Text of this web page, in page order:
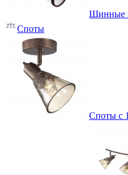
Шинные
Споты
Споты с